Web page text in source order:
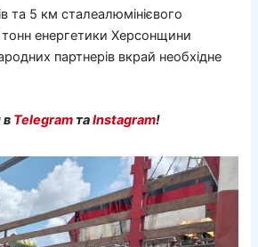
та 5 км сталеалюмінієвого
енергетики Херсонщини
партнерів вкрай необхідне
в Telegram таInstagram!